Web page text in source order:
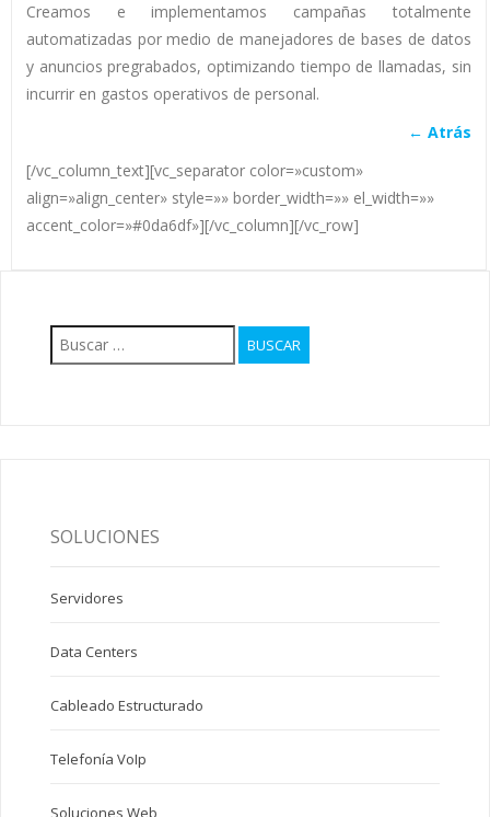
Creamos e implementamos campañas totalmente
automatizadas por medio de manejadores de bases de datos
y anuncios pregrabados, optimizando tiempo de llamadas, sin
incurrir en gastos operativos de personal.
← Atrás
[/vc_column_text][vc_separator color=»custom»
align=»align_center» style=»» border_width=»» el_width=»»
accent_color=»#0da6df»][/vc_column][/vc_row]
Buscar:
SOLUCIONES
Servidores
Data Centers
Cableado Estructurado
Telefonía VoIp